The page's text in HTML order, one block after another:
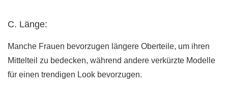
C. Länge:
Manche Frauen bevorzugen längere Oberteile, um ihren
Mittelteil zu bedecken, während andere verkürzte Modelle
für einen trendigen Look bevorzugen.